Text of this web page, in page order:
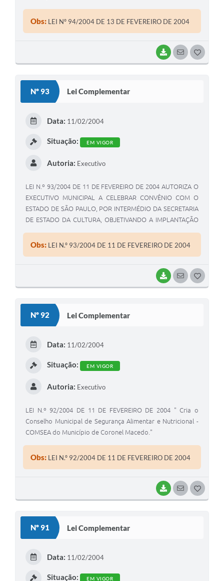
BAIXARSEGUIR
Obs: LEI Nº 94/2004 DE 13 DE FEVEREIRO DE 2004
Nº 93 Lei Complementar
BAIXARSEGUIR
Data: 11/02/2004
Situação: EM VIGOR
Autoria: Executivo
LEI N.º 93/2004 DE 11 DE FEVEREIRO DE 2004 AUTORIZA O
EXECUTIVO MUNICIPAL A CELEBRAR CONVÊNIO COM O
ESTADO DE SÃO PAULO, POR INTERMÉDIO DA SECRETARIA
DE ESTADO DA CULTURA, OBJETIVANDO A IMPLANTAÇÃO
Obs: LEI N.º 93/2004 DE 11 DE FEVEREIRO DE 2004
Nº 92 Lei Complementar
BAIXARSEGUIR
Data: 11/02/2004
Situação: EM VIGOR
Autoria: Executivo
LEI N.º 92/2004 DE 11 DE FEVEREIRO DE 2004 " Cria o
Conselho Municipal de Segurança Alimentar e Nutricional -
COMSEA do Município de Coronel Macedo."
Obs: LEI N.º 92/2004 DE 11 DE FEVEREIRO DE 2004
Nº 91 Lei Complementar
Data: 11/02/2004
Situação: EM VIGOR